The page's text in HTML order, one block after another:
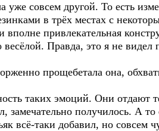
уже совсем другой. То есть
в трёх местах с
вполне привлекательная
весёлой. Правда, это я не
прощебетала она,
таких эмоций. Они отдают
получилось. А то
всё-таки добавил, но совсем